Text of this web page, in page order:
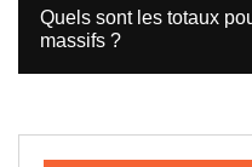
Quels sont les totaux
massifs ?